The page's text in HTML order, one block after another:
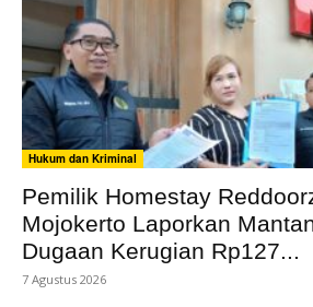
Hukum dan Kriminal
Pemilik Homestay
Mojokerto Laporkan
Dugaan Kerugian Rp127...
7 Agustus 2026